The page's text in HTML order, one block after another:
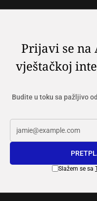
Prijavi se na
vještačkoj
Budite u toku sa pažljivo
Slažem se sa